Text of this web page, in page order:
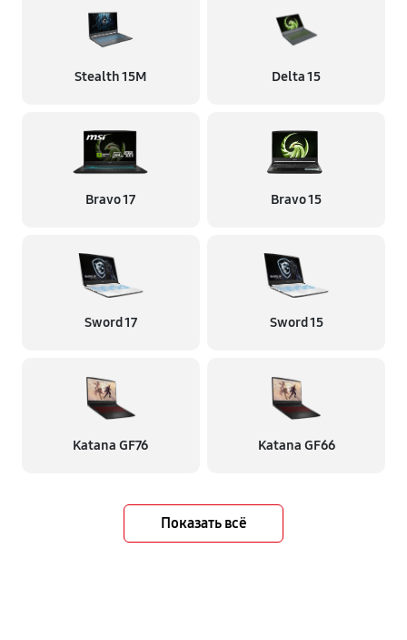
Stealth 15M Delta 15
Bravo 17 Bravo 15
Sword 17 Sword 15
Katana GF76 Katana GF66
Показать всё